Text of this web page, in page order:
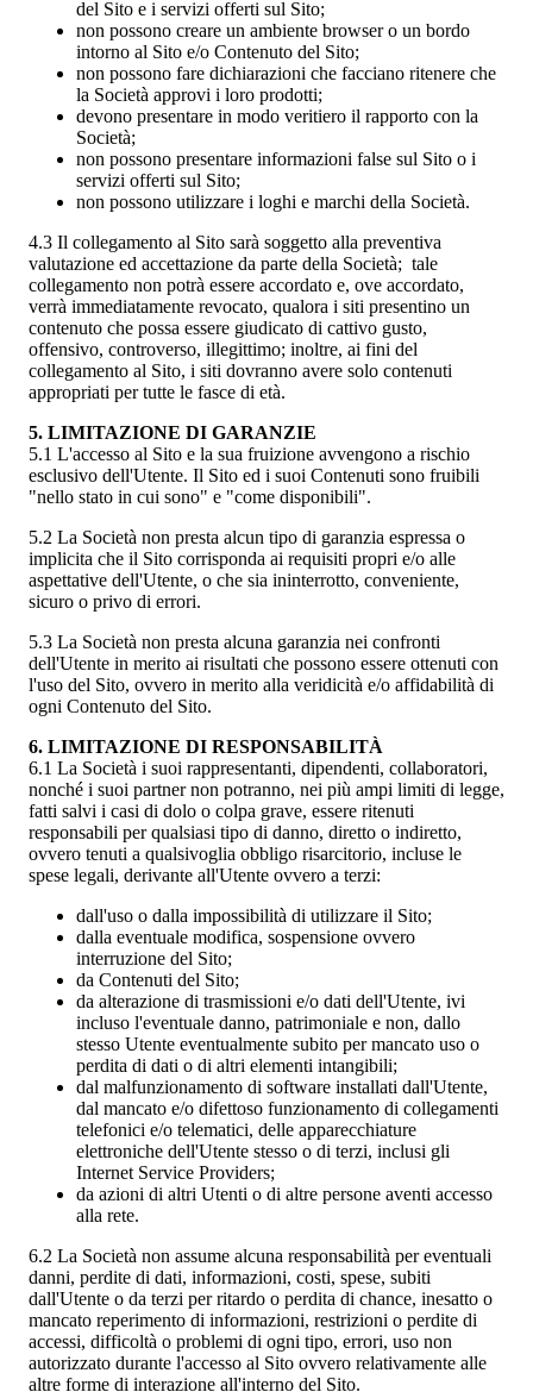
del Sito e i servizi offerti sul Sito;
non possono creare un ambiente browser o un bordo
intorno al Sito e/o Contenuto del Sito;
non possono fare dichiarazioni che facciano ritenere che
la Società approvi i loro prodotti;
devono presentare in modo veritiero il rapporto con la
Società;
non possono presentare informazioni false sul Sito o i
servizi offerti sul Sito;
non possono utilizzare i loghi e marchi della Società.
4.3 Il collegamento al Sito sarà soggetto alla preventiva
valutazione ed accettazione da parte della Società; tale
collegamento non potrà essere accordato e, ove accordato,
verrà immediatamente revocato, qualora i siti presentino un
contenuto che possa essere giudicato di cattivo gusto,
offensivo, controverso, illegittimo; inoltre, ai fini del
collegamento al Sito, i siti dovranno avere solo contenuti
appropriati per tutte le fasce di età.
5. LIMITAZIONE DI GARANZIE
5.1 L'accesso al Sito e la sua fruizione avvengono a rischio
esclusivo dell'Utente. Il Sito ed i suoi Contenuti sono fruibili
"nello stato in cui sono" e "come disponibili".
5.2 La Società non presta alcun tipo di garanzia espressa o
implicita che il Sito corrisponda ai requisiti propri e/o alle
aspettative dell'Utente, o che sia ininterrotto, conveniente,
sicuro o privo di errori.
5.3 La Società non presta alcuna garanzia nei confronti
dell'Utente in merito ai risultati che possono essere ottenuti con
l'uso del Sito, ovvero in merito alla veridicità e/o affidabilità di
ogni Contenuto del Sito.
6. LIMITAZIONE DI RESPONSABILITÀ
6.1 La Società i suoi rappresentanti, dipendenti, collaboratori,
nonché i suoi partner non potranno, nei più ampi limiti di legge,
fatti salvi i casi di dolo o colpa grave, essere ritenuti
responsabili per qualsiasi tipo di danno, diretto o indiretto,
ovvero tenuti a qualsivoglia obbligo risarcitorio, incluse le
spese legali, derivante all'Utente ovvero a terzi:
dall'uso o dalla impossibilità di utilizzare il Sito;
dalla eventuale modifica, sospensione ovvero
interruzione del Sito;
da Contenuti del Sito;
da alterazione di trasmissioni e/o dati dell'Utente, ivi
incluso l'eventuale danno, patrimoniale e non, dallo
stesso Utente eventualmente subito per mancato uso o
perdita di dati o di altri elementi intangibili;
dal malfunzionamento di software installati dall'Utente,
dal mancato e/o difettoso funzionamento di collegamenti
telefonici e/o telematici, delle apparecchiature
elettroniche dell'Utente stesso o di terzi, inclusi gli
Internet Service Providers;
da azioni di altri Utenti o di altre persone aventi accesso
alla rete.
6.2 La Società non assume alcuna responsabilità per eventuali
danni, perdite di dati, informazioni, costi, spese, subiti
dall'Utente o da terzi per ritardo o perdita di chance, inesatto o
mancato reperimento di informazioni, restrizioni o perdite di
accessi, difficoltà o problemi di ogni tipo, errori, uso non
autorizzato durante l'accesso al Sito ovvero relativamente alle
altre forme di interazione all'interno del Sito.